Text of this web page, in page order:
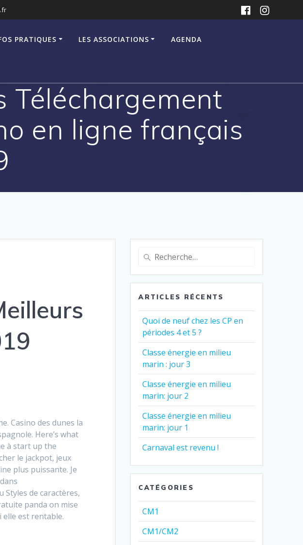
PRATIQUES LES ASSOCIATIONS AGENDA
Téléchargement
en ligne français
Casino des dunes la
Here’s what
à start up the
le jackpot, jeux
plus puissante. Je
de caractères,
panda on mise
elle est rentable.
Recherche
pour
:
ARTICLES RÉCENTS
Quoi de neuf chez les CP en
périodes 4 et 5 ?
Classe énergie en milieu
marin : jour 3
Classe énergie en milieu
marin: jour 2
Classe énergie en milieu
marin: jour 1
Carnaval est revenu !
CATÉGORIES
CM1
CM1/CM2